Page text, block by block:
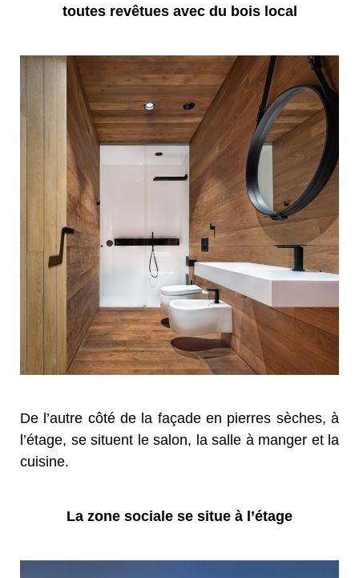
toutes revêtues avec du bois local
De l’autre côté de la façade en pierres sèches, à
l’étage, se situent le salon, la salle à manger et la
cuisine.
La zone sociale se situe à l’étage